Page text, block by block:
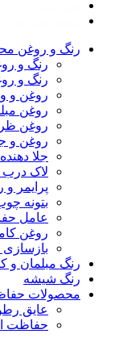
رنگ و روغن
رنگ و
رنگ و
روغن و
روغن
روغن
روغن و
جلا
لاک درب
پرایمر
بتونه
عامل
روغن
رنگ مبلمان و
رنگ شیشه
محصولات
عایق
حفاظت